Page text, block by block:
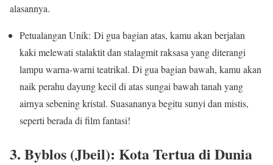
alasannya.
Petualangan Unik: Di gua bagian atas, kamu akan berjalan
kaki melewati stalaktit dan stalagmit raksasa yang diterangi
lampu warna-warni teatrikal. Di gua bagian bawah, kamu akan
naik perahu dayung kecil di atas sungai bawah tanah yang
airnya sebening kristal. Suasananya begitu sunyi dan mistis,
seperti berada di film fantasi!
3. Byblos (Jbeil): Kota Tertua di Dunia